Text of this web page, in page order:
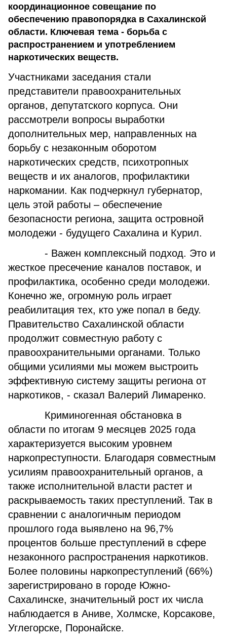
координационное совещание по
обеспечению правопорядка в Сахалинской
области. Ключевая тема - борьба с
распространением и употреблением
наркотических веществ.
Участниками заседания стали
представители правоохранительных
органов, депутатского корпуса. Они
рассмотрели вопросы выработки
дополнительных мер, направленных на
борьбу с незаконным оборотом
наркотических средств, психотропных
веществ и их аналогов, профилактики
наркомании. Как подчеркнул губернатор,
цель этой работы – обеспечение
безопасности региона, защита островной
молодежи - будущего Сахалина и Курил.
- Важен комплексный подход. Это и
жесткое пресечение каналов поставок, и
профилактика, особенно среди молодежи.
Конечно же, огромную роль играет
реабилитация тех, кто уже попал в беду.
Правительство Сахалинской области
продолжит совместную работу с
правоохранительными органами. Только
общими усилиями мы можем выстроить
эффективную систему защиты региона от
наркотиков, - сказал Валерий Лимаренко.
Криминогенная обстановка в
области по итогам 9 месяцев 2025 года
характеризуется высоким уровнем
наркопреступности. Благодаря совместным
усилиям правоохранительный органов, а
также исполнительной власти растет и
раскрываемость таких преступлений. Так в
сравнении с аналогичным периодом
прошлого года выявлено на 96,7%
процентов больше преступлений в сфере
незаконного распространения наркотиков.
Более половины наркопреступлений (66%)
зарегистрировано в городе Южно-
Сахалинске, значительный рост их числа
наблюдается в Аниве, Холмске, Корсакове,
Углегорске, Поронайске.